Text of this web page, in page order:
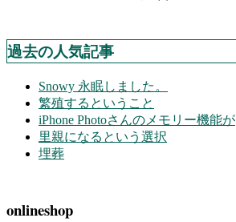
過去の人気記事
Snowy 永眠しました。
繁殖するということ
iPhone Photoさんのメモリー機能が
里親になるという選択
埋葬
onlineshop